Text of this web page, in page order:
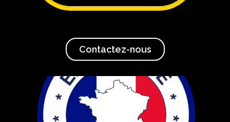
Contactez-nous